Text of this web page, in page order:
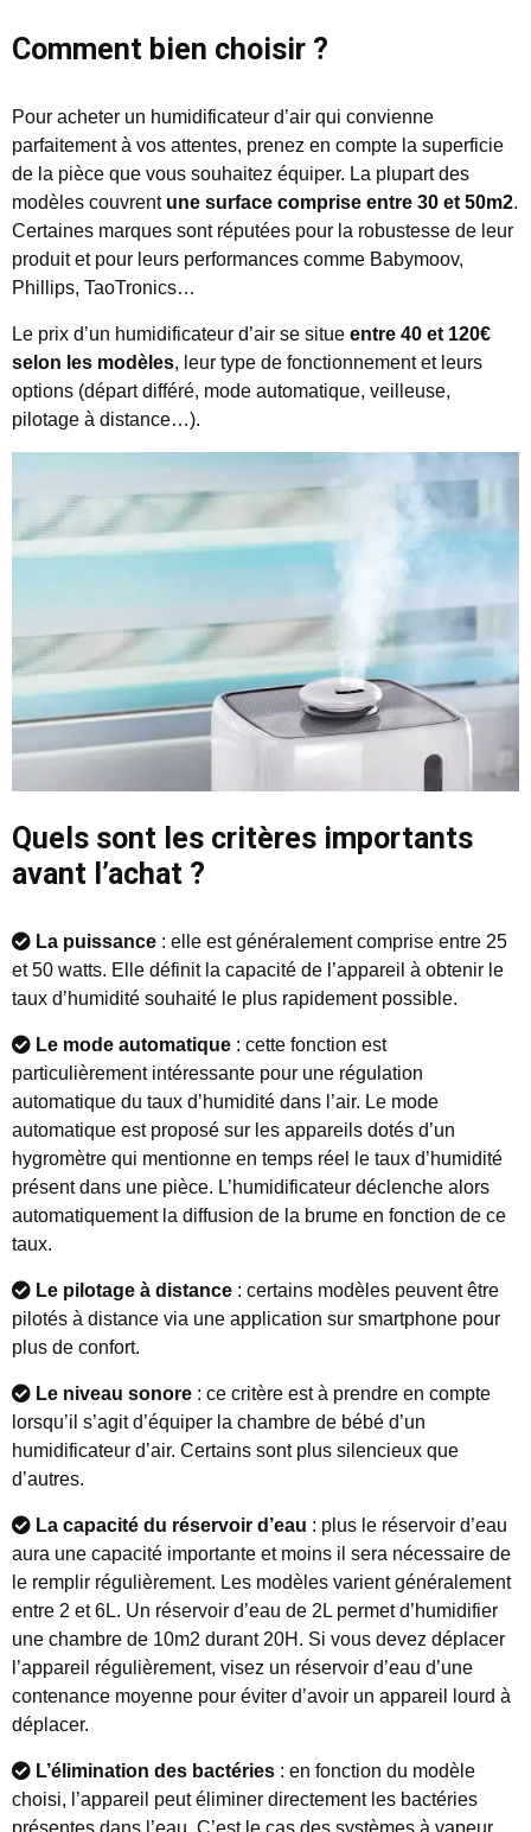
Comment bien choisir ?
Pour acheter un humidificateur d’air qui convienne
parfaitement à vos attentes, prenez en compte la superficie
de la pièce que vous souhaitez équiper. La plupart des
modèles couvrent une surface comprise entre 30 et 50m2.
Certaines marques sont réputées pour la robustesse de leur
produit et pour leurs performances comme Babymoov,
Phillips, TaoTronics…
Le prix d’un humidificateur d’air se situe entre 40 et 120€
selon les modèles, leur type de fonctionnement et leurs
options (départ différé, mode automatique, veilleuse,
pilotage à distance…).
Quels sont les critères importants
avant l’achat ?
La puissance : elle est généralement comprise entre 25
et 50 watts. Elle définit la capacité de l’appareil à obtenir le
taux d’humidité souhaité le plus rapidement possible.
Le mode automatique : cette fonction est
particulièrement intéressante pour une régulation
automatique du taux d’humidité dans l’air. Le mode
automatique est proposé sur les appareils dotés d’un
hygromètre qui mentionne en temps réel le taux d’humidité
présent dans une pièce. L’humidificateur déclenche alors
automatiquement la diffusion de la brume en fonction de ce
taux.
Le pilotage à distance : certains modèles peuvent être
pilotés à distance via une application sur smartphone pour
plus de confort.
Le niveau sonore : ce critère est à prendre en compte
lorsqu’il s’agit d’équiper la chambre de bébé d’un
humidificateur d’air. Certains sont plus silencieux que
d’autres.
La capacité du réservoir d’eau : plus le réservoir d’eau
aura une capacité importante et moins il sera nécessaire de
le remplir régulièrement. Les modèles varient généralement
entre 2 et 6L. Un réservoir d’eau de 2L permet d’humidifier
une chambre de 10m2 durant 20H. Si vous devez déplacer
l’appareil régulièrement, visez un réservoir d’eau d’une
contenance moyenne pour éviter d’avoir un appareil lourd à
déplacer.
L’élimination des bactéries : en fonction du modèle
choisi, l’appareil peut éliminer directement les bactéries
présentes dans l’eau. C’est le cas des systèmes à vapeur